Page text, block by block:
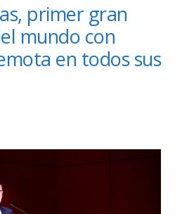
primer gran
mundo con
en todos sus